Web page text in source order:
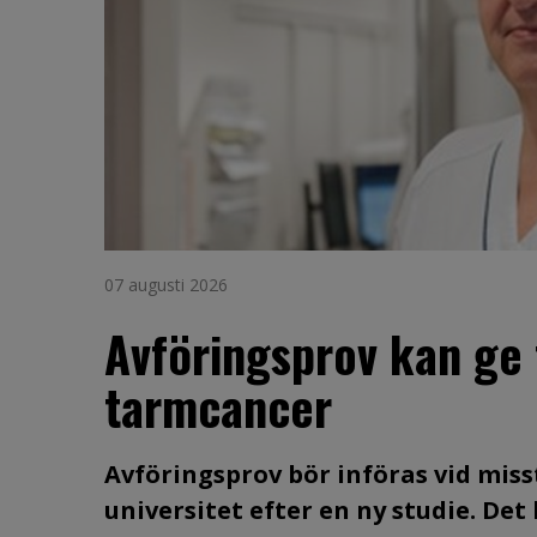
07 augusti 2026
Avföringsprov kan
tarmcancer
Avföringsprov bör införas vid
universitet efter en ny studie.